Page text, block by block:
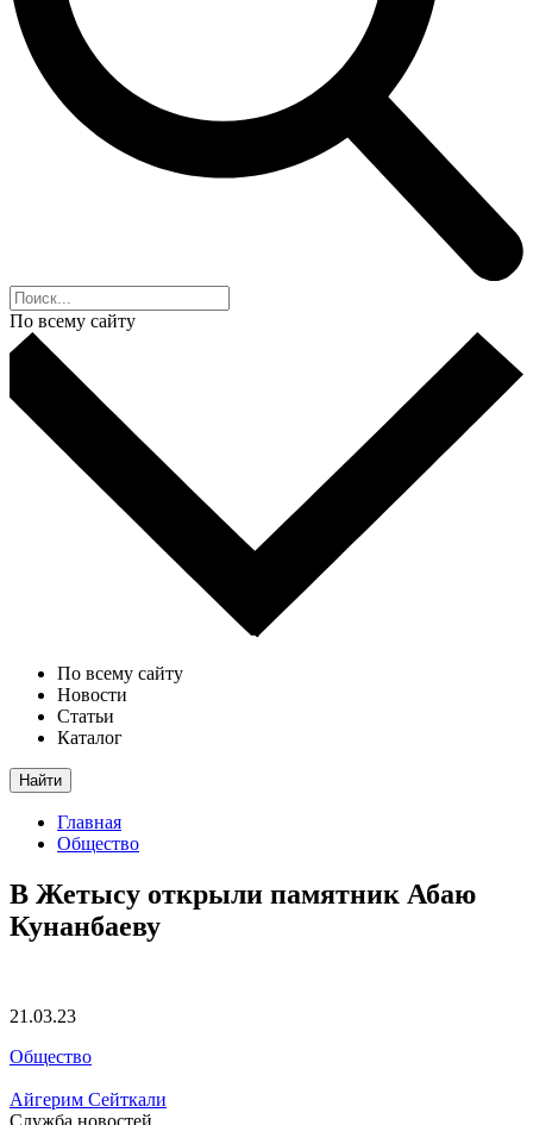
По всему сайту
По всему сайту
Новости
Статьи
Каталог
Найти
Главная
Общество
В Жетысу открыли памятник Абаю
Кунанбаеву
21.03.23
Общество
Айгерим Сейткали